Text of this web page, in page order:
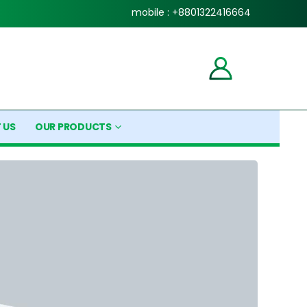
mobile : +8801322416664
OUR PRODUCTS